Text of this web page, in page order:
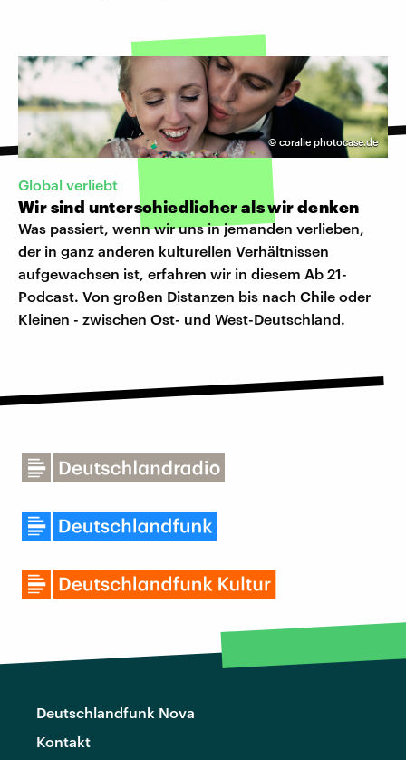
© coralie photocase.de
Global verliebt
Wir sind unterschiedlicher als wir denken
Was passiert, wenn wir uns in jemanden verlieben,
der in ganz anderen kulturellen Verhältnissen
aufgewachsen ist, erfahren wir in diesem Ab 21-
Podcast. Von großen Distanzen bis nach Chile oder
Kleinen - zwischen Ost- und West-Deutschland.
Deutschlandfunk Nova
Kontakt